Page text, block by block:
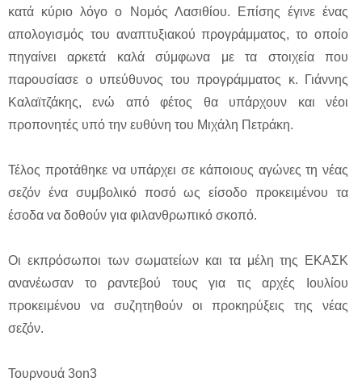
κατά κύριο λόγο ο Νομός Λασιθίου. Επίσης έγινε ένας
απολογισμός του αναπτυξιακού προγράμματος, το οποίο
πηγαίνει αρκετά καλά σύμφωνα με τα στοιχεία που
παρουσίασε ο υπεύθυνος του προγράμματος κ. Γιάννης
Καλαϊτζάκης, ενώ από φέτος θα υπάρχουν και νέοι
προπονητές υπό την ευθύνη του Μιχάλη Πετράκη.
Τέλος προτάθηκε να υπάρχει σε κάποιους αγώνες τη νέας
σεζόν ένα συμβολικό ποσό ως είσοδο προκειμένου τα
έσοδα να δοθούν για φιλανθρωπικό σκοπό.
Οι εκπρόσωποι των σωματείων και τα μέλη της ΕΚΑΣΚ
ανανέωσαν το ραντεβού τους για τις αρχές Ιουλίου
προκειμένου να συζητηθούν οι προκηρύξεις της νέας
σεζόν.
Τουρνουά 3on3